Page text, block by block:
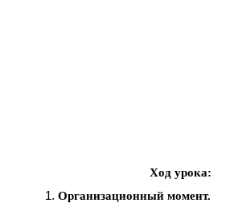
Ход урока:
Организационный момент.